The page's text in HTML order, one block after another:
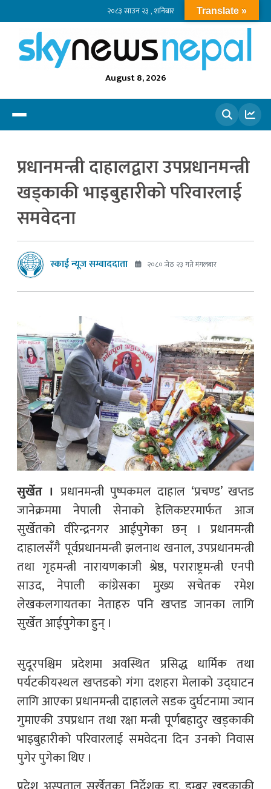
२०८३ साउन २३ , शनिबार
August 8, 2026
प्रधानमन्त्री दाहालद्वारा उपप्रधानमन्त्री
खड्काकी भाइबुहारीको परिवारलाई
समवेदना
स्काई न्यूज सम्वाददाता २०८० जेठ २३ गते मंगलबार
सुर्खेत । प्रधानमन्त्री पुष्पकमल दाहाल ‘प्रचण्ड’ खप्तड
जानेक्रममा नेपाली सेनाको हेलिकप्टरमार्फत आज
सुर्खेतको वीरेन्द्रनगर आईपुगेका छन् । प्रधानमन्त्री
दाहालसँगै पूर्वप्रधानमन्त्री झलनाथ खनाल, उपप्रधानमन्त्री
तथा गृहमन्त्री नारायणकाजी श्रेष्ठ, पराराष्ट्रमन्त्री एनपी
साउद, नेपाली कांग्रेसका मुख्य सचेतक रमेश
लेखकलगायतका नेताहरु पनि खप्तड जानका लागि
सुर्खेत आईपुगेका हुन् ।
सुदूरपश्चिम प्रदेशमा अवस्थित प्रसिद्ध धार्मिक तथा
पर्यटकीयस्थल खप्तडको गंगा दशहरा मेलाको उद्घाटन
लागि आएका प्रधानमन्त्री दाहालले सडक दुर्घटनामा ज्यान
गुमाएकी उपप्रधान तथा रक्षा मन्त्री पूर्णबहादुर खड्काकी
भाइबुहारीको परिवारलाई समवेदना दिन उनको निवास
पुगेर पुगेका थिए ।
Translate »